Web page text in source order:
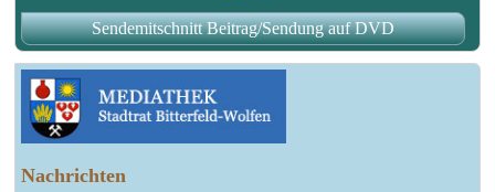
Nachrichten
Sendemitschnitt Beitrag/Sendung auf DVD